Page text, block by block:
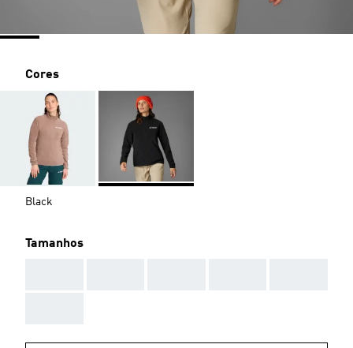
Cores
Black
Tamanhos